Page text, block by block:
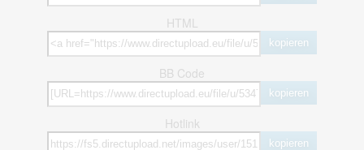
HTML
kopieren
BB Code
kopieren
Hotlink
kopieren